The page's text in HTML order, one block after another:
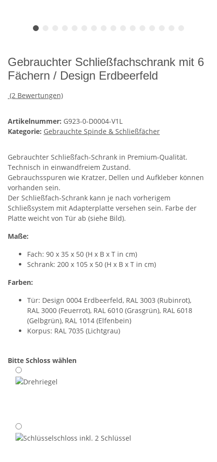
Gebrauchter Schließfachschrank mit 6
Fächern / Design Erdbeerfeld
(2 Bewertungen)
Artikelnummer: G923-0-D0004-V1L
Kategorie: Gebrauchte Spinde & Schließfächer
Gebrauchter Schließfach-Schrank in Premium-Qualität.
Technisch in einwandfreiem Zustand.
Gebrauchsspuren wie Kratzer, Dellen und Aufkleber können
vorhanden sein.
Der Schließfach-Schrank kann je nach vorherigem
Schließsystem mit Adapterplatte versehen sein. Farbe der
Platte weicht von Tür ab (siehe Bild).
Maße:
Fach: 90 x 35 x 50 (H x B x T in cm)
Schrank: 200 x 105 x 50 (H x B x T in cm)
Farben:
Tür: Design 0004 Erdbeerfeld, RAL 3003 (Rubinrot),
RAL 3000 (Feuerrot), RAL 6010 (Grasgrün), RAL 6018
(Gelbgrün), RAL 1014 (Elfenbein)
Korpus: RAL 7035 (Lichtgrau)
Bitte Schloss wählen